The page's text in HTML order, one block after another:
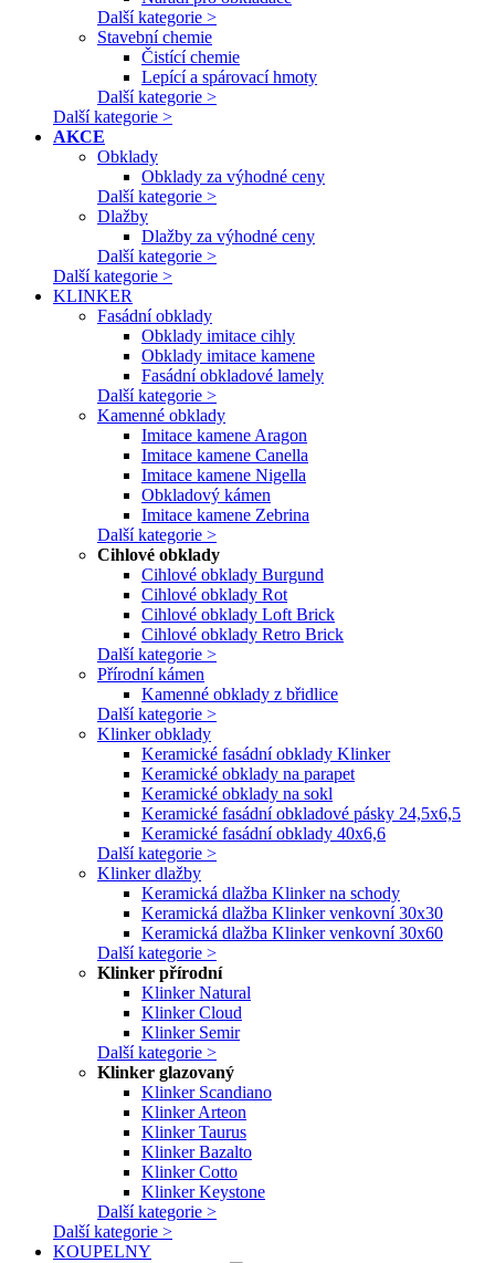
Další kategorie >
Stavební chemie
Čistící chemie
Lepící a spárovací hmoty
Další kategorie >
Další kategorie >
AKCE
Obklady
Obklady za výhodné ceny
Další kategorie >
Dlažby
Dlažby za výhodné ceny
Další kategorie >
Další kategorie >
KLINKER
Fasádní obklady
Obklady imitace cihly
Obklady imitace kamene
Fasádní obkladové lamely
Další kategorie >
Kamenné obklady
Imitace kamene Aragon
Imitace kamene Canella
Imitace kamene Nigella
Obkladový kámen
Imitace kamene Zebrina
Další kategorie >
Cihlové obklady
Cihlové obklady Burgund
Cihlové obklady Rot
Cihlové obklady Loft Brick
Cihlové obklady Retro Brick
Další kategorie >
Přírodní kámen
Kamenné obklady z břidlice
Další kategorie >
Klinker obklady
Keramické fasádní obklady Klinker
Keramické obklady na parapet
Keramické obklady na sokl
Keramické fasádní obkladové pásky 24,5x6,5
Keramické fasádní obklady 40x6,6
Další kategorie >
Klinker dlažby
Keramická dlažba Klinker na schody
Keramická dlažba Klinker venkovní 30x30
Keramická dlažba Klinker venkovní 30x60
Další kategorie >
Klinker přírodní
Klinker Natural
Klinker Cloud
Klinker Semir
Další kategorie >
Klinker glazovaný
Klinker Scandiano
Klinker Arteon
Klinker Taurus
Klinker Bazalto
Klinker Cotto
Klinker Keystone
Další kategorie >
Další kategorie >
KOUPELNY